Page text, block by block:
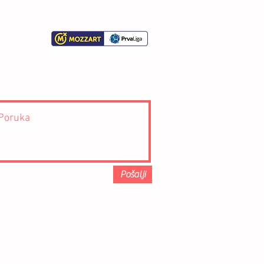
Pošalji